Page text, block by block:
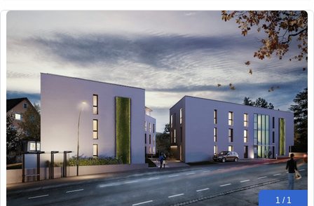
1 / 1